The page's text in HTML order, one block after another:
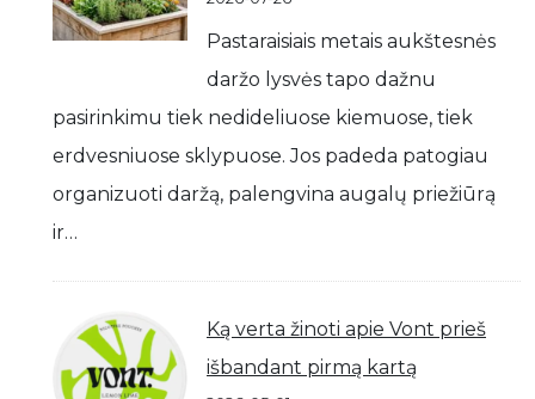
Pastaraisiais metais aukštesnės
daržo lysvės tapo dažnu
pasirinkimu tiek nedideliuose kiemuose, tiek
erdvesniuose sklypuose. Jos padeda patogiau
organizuoti daržą, palengvina augalų priežiūrą
ir…
Ką verta žinoti apie Vont prieš
išbandant pirmą kartą